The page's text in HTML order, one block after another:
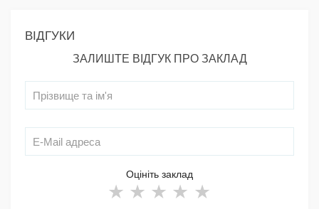
ВІДГУКИ
ЗАЛИШТЕ ВІДГУК ПРО ЗАКЛАД
Оцініть заклад